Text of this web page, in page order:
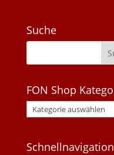
Suche
FON Shop
Schnellnavigation